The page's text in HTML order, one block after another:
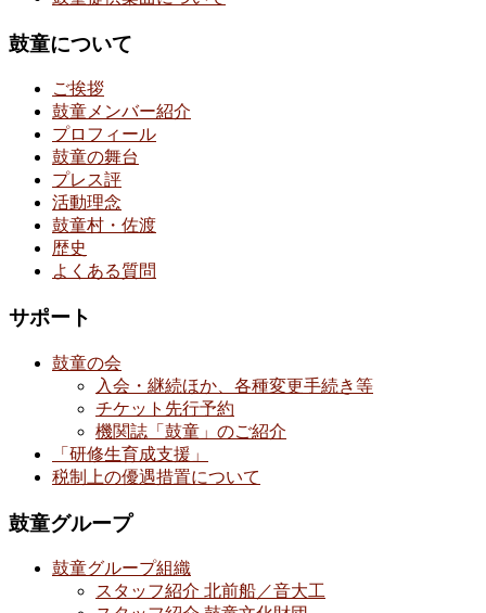
鼓童について
ご挨拶
鼓童メンバー紹介
プロフィール
鼓童の舞台
プレス評
活動理念
鼓童村・佐渡
歴史
よくある質問
サポート
鼓童の会
入会・継続ほか、各種変更手続き等
チケット先行予約
機関誌「鼓童」のご紹介
「研修生育成支援」
税制上の優遇措置について
鼓童グループ
鼓童グループ組織
スタッフ紹介 北前船／音大工